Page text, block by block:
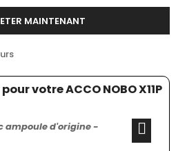
MAINTENANT
votre ACCO NOBO X11P
ampoule d'origine -